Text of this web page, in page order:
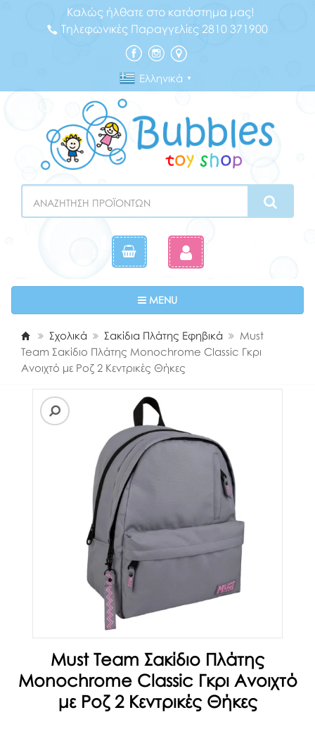
Καλώς ήλθατε στο κατάστημα μας!
Τηλεφωνικές Παραγγελίες 2810 371900
Ελληνικά ▼
MENUToggle navigation
Σχολικά Σακίδια Πλάτης Εφηβικά
Must
Team Σακίδιο Πλάτης Monochrome Classic Γκρι
Ανοιχτό με Ροζ 2 Κεντρικές Θήκες
Must Team Σακίδιο Πλάτης
Monochrome Classic Γκρι Ανοιχτό
με Ροζ 2 Κεντρικές Θήκες